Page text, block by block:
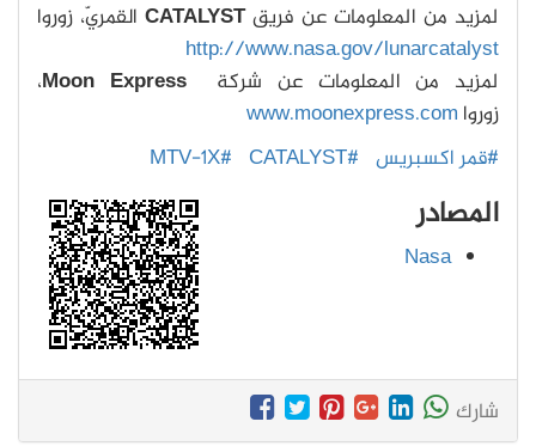
لمزيد من المعلومات عن فريقCATALYSTالقمريّ، زوروا
http://www.nasa.gov/lunarcatalyst
لمزيد من المعلومات عن شركةMoon Express،
زوروا www.moonexpress.com
#قمر اكسبريس #CATALYST
#MTV-1X
المصادر
Nasa
شارك